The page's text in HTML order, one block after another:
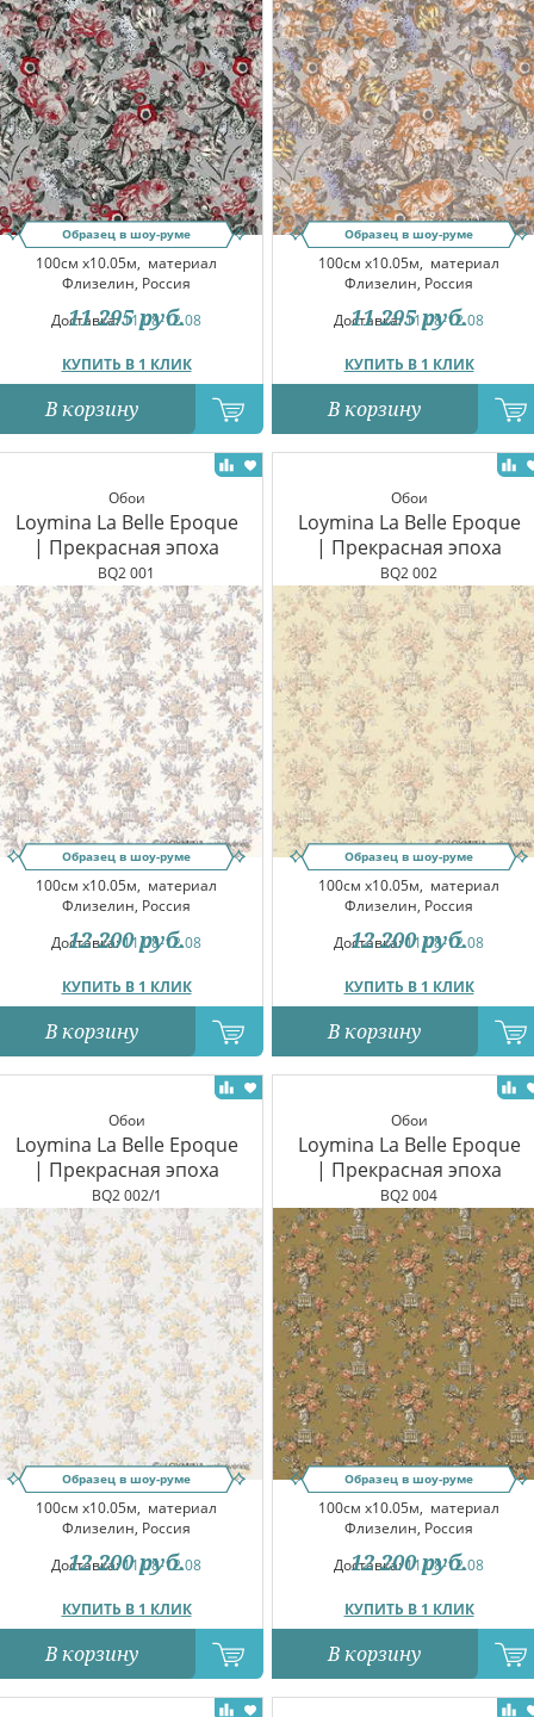
Образец в шоу-руме
100см x10.05м, материал
Флизелин, Россия
Доставка:11.08-12.08
КУПИТЬ В 1 КЛИК
11 295 руб.
В корзину
Образец в шоу-руме
100см x10.05м, материал
Флизелин, Россия
Доставка:11.08-12.08
КУПИТЬ В 1 КЛИК
11 295 руб.
В корзину
Обои
Loymina La Belle Epoque
| Прекрасная эпоха
BQ2 001
Образец в шоу-руме
100см x10.05м, материал
Флизелин, Россия
Доставка:11.08-12.08
КУПИТЬ В 1 КЛИК
12 200 руб.
В корзину
Обои
Loymina La Belle Epoque
| Прекрасная эпоха
BQ2 002
Образец в шоу-руме
100см x10.05м, материал
Флизелин, Россия
Доставка:11.08-12.08
КУПИТЬ В 1 КЛИК
12 200 руб.
В корзину
Обои
Loymina La Belle Epoque
| Прекрасная эпоха
BQ2 002/1
Образец в шоу-руме
100см x10.05м, материал
Флизелин, Россия
Доставка:11.08-12.08
КУПИТЬ В 1 КЛИК
12 200 руб.
В корзину
Обои
Loymina La Belle Epoque
| Прекрасная эпоха
BQ2 004
Образец в шоу-руме
100см x10.05м, материал
Флизелин, Россия
Доставка:11.08-12.08
КУПИТЬ В 1 КЛИК
12 200 руб.
В корзину